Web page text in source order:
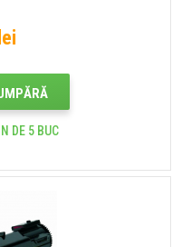
DE 5 BUC